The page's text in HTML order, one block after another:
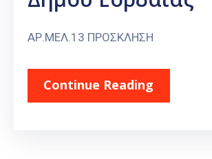
ΑΡ.ΜΕΛ.13 ΠΡΟΣΚΛΗΣΗ
Continue Reading